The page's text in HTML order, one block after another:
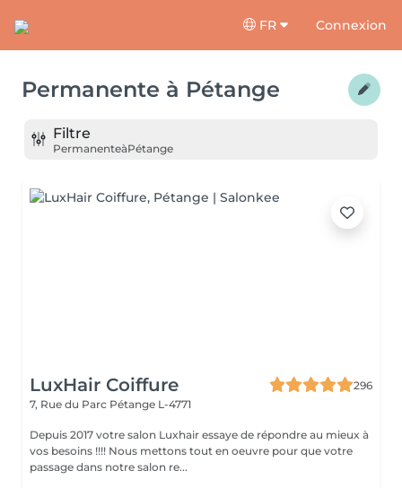
FR Connexion
Permanente à Pétange
Filtre
PermanenteàPétange
LuxHair Coiffure
296
7, Rue du Parc Pétange L-4771
Depuis 2017 votre salon Luxhair essaye de répondre au mieux à
vos besoins !!!! Nous mettons tout en oeuvre pour que votre
passage dans notre salon re...